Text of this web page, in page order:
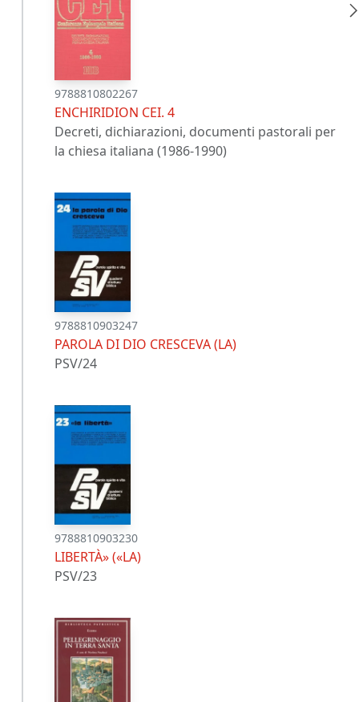
9788810802267
ENCHIRIDION CEI. 4
Decreti, dichiarazioni, documenti pastorali per
la chiesa italiana (1986-1990)
9788810903247
PAROLA DI DIO CRESCEVA (LA)
PSV/24
9788810903230
LIBERTÀ» («LA)
PSV/23